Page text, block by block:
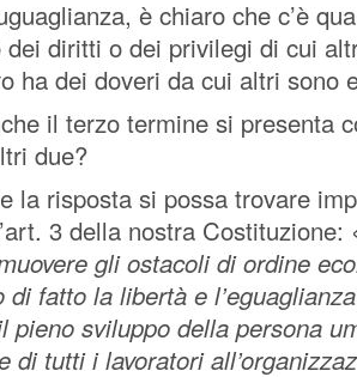
è chiaro che c’è
diritti o dei privilegi di cui
ha dei doveri da cui altri sono
il terzo termine si presenta
due?
la risposta si possa trovare
3 della nostra Costituzione:
gli ostacoli di ordine
di fatto la libertà e
pieno sviluppo della persona
di tutti i lavoratori